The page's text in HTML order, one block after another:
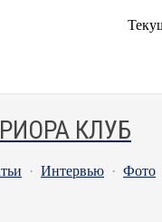
КЛУБ
· Интервью · Фото